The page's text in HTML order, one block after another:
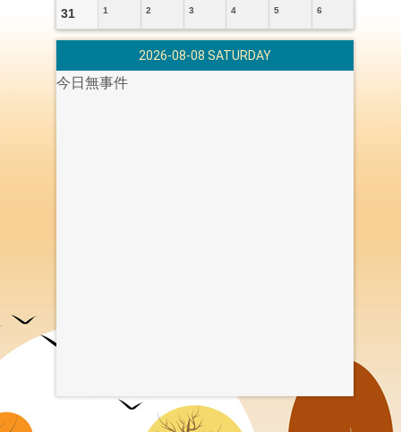
31 1 2 3 4 5 6
2026-08-08 SATURDAY
今日無事件